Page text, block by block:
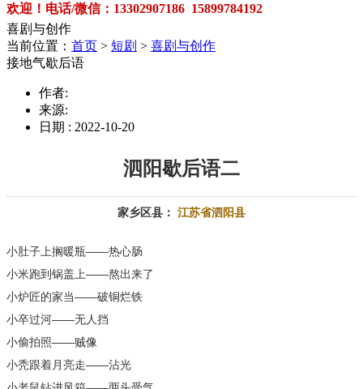
欢迎！电话/微信：13302907186 15899784192
喜剧与创作
当前位置： 首页 > 短剧 > 喜剧与创作
接地气歇后语
作者:
来源:
日期 : 2022-10-20
泗阳歇后语二
家乡区县： 江苏省泗阳县
小肚子上搁暖瓶——热心肠
小米跑到锅盖上——熬出来了
小炉匠的家当——破铜烂铁
小卒过河——无人挡
小偷拍照——贼像
小秃跟着月亮走——沾光